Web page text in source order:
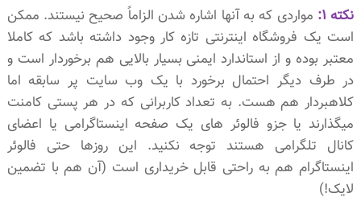
نکته 1:
مواردی که به آنها اشاره شدن الزاماً صحیح نیستند. ممکن
است یک فروشگاه اینترنتی تازه کار وجود داشته باشد که کاملا
معتبر بوده و از استاندارد ایمنی بسیار بالایی هم برخوردار است و
در طرف دیگر احتمال برخورد با یک وب سایت پر سابقه اما
کلاهبردار هم هست. به تعداد کاربرانی که در هر پستی کامنت
میگذارند یا جزو فالوئر های یک صفحه اینستاگرامی یا اعضای
کانال تلگرامی هستند توجه نکنید. این روزها حتی فالوئر
اینستاگرام هم به راحتی قابل خریداری است (آن هم با تضمین
لایک!)